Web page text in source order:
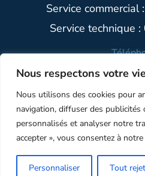
Nous respectons votre
Nous utilisons des cookies pour
navigation, diffuser des publicités
personnalisés et analyser notre
accepter », vous consentez à
Personnaliser Tout
Service
Service technique
Politique de
Copyright © 2021-2025